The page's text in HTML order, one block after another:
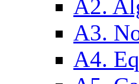
A2.
A3.
A4.